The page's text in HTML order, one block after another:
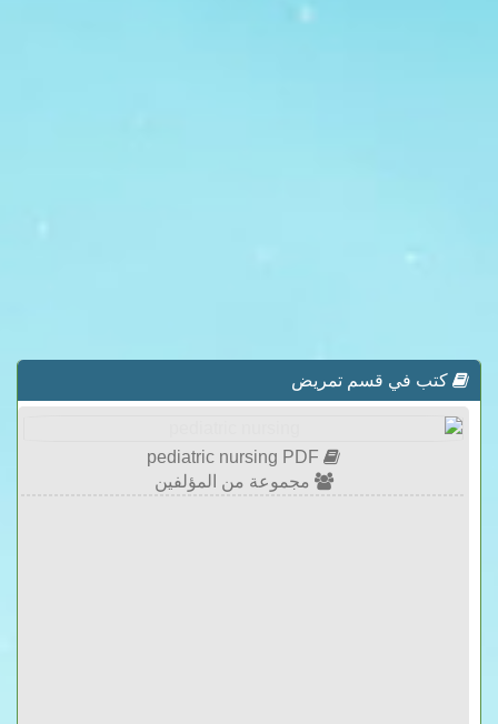
كتب في قسم تمريض
مجموعة من المؤلفين